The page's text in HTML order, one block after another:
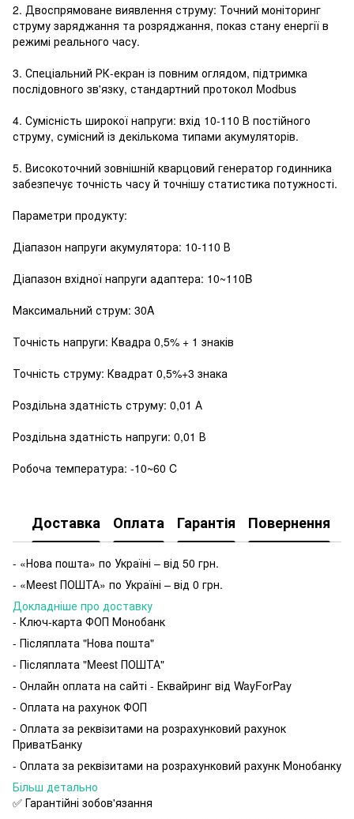
2. Двоспрямоване виявлення струму: Точний моніторинг
струму заряджання та розряджання, показ стану енергії в
режимі реального часу.
3. Спеціальний РК-екран із повним оглядом, підтримка
послідовного зв'язку, стандартний протокол Modbus
4. Сумісність широкої напруги: вхід 10-110 В постійного
струму, сумісний із декількома типами акумуляторів.
5. Високоточний зовнішній кварцовий генератор годинника
забезпечує точність часу й точнішу статистика потужності.
Параметри продукту:
Діапазон напруги акумулятора: 10-110 В
Діапазон вхідної напруги адаптера: 10~110B
Максимальний струм: 30A
Точність напруги: Квадра 0,5% + 1 знаків
Точність струму: Квадрат 0,5%+3 знака
Роздільна здатність струму: 0,01 А
Роздільна здатність напруги: 0,01 В
Робоча температура: -10~60 C
Доставка Оплата Гарантія Повернення
- «Нова пошта» по Україні – від 50 грн.
- «Meest ПОШТА» по Україні – від 0 грн.
Докладніше про доставку
- Ключ-карта ФОП Монобанк
- Післяплата "Нова пошта"
- Післяплата "Meest ПОШТА"
- Онлайн оплата на сайті - Еквайринг від WayForPay
- Оплата на рахунок ФОП
- Оплата за реквізитами на розрахунковий рахунок
ПриватБанку
- Оплата за реквізитами на розрахунковий рахунк Монобанку
Більш детально
✅ Гарантійні зобов'язання